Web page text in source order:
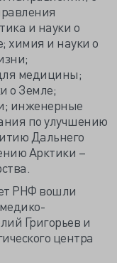
и науки о
химия и науки о
медицины;
о Земле;
инженерные
по улучшению
Дальнего
Арктики –
РНФ вошли
Григорьев и
центра